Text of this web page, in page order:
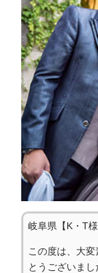
岐阜県【K・T様
この度は、大
とうございまし